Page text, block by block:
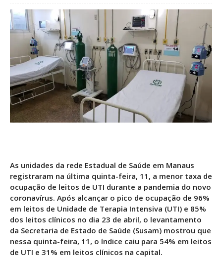
As unidades da rede Estadual de Saúde em Manaus
registraram na última quinta-feira, 11, a menor taxa de
ocupação de leitos de UTI durante a pandemia do novo
coronavírus. Após alcançar o pico de ocupação de 96%
em leitos de Unidade de Terapia Intensiva (UTI) e 85%
dos leitos clínicos no dia 23 de abril, o levantamento
da Secretaria de Estado de Saúde (Susam) mostrou que
nessa quinta-feira, 11, o índice caiu para 54% em leitos
de UTI e 31% em leitos clínicos na capital.